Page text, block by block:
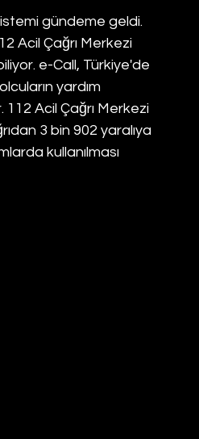
gündeme geldi.
Acil Çağrı Merkezi
e-Call, Türkiye'de
yardım
Acil Çağrı Merkezi
3 bin 902 yaralıya
kullanılması